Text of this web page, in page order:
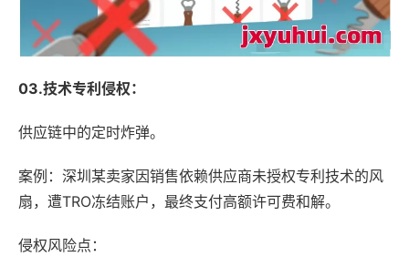
03.技术专利侵权：
供应链中的定时炸弹。
案例：深圳某卖家因销售依赖供应商未授权专利技术的风
扇，遭TRO冻结账户，最终支付高额许可费和解。
侵权风险点：